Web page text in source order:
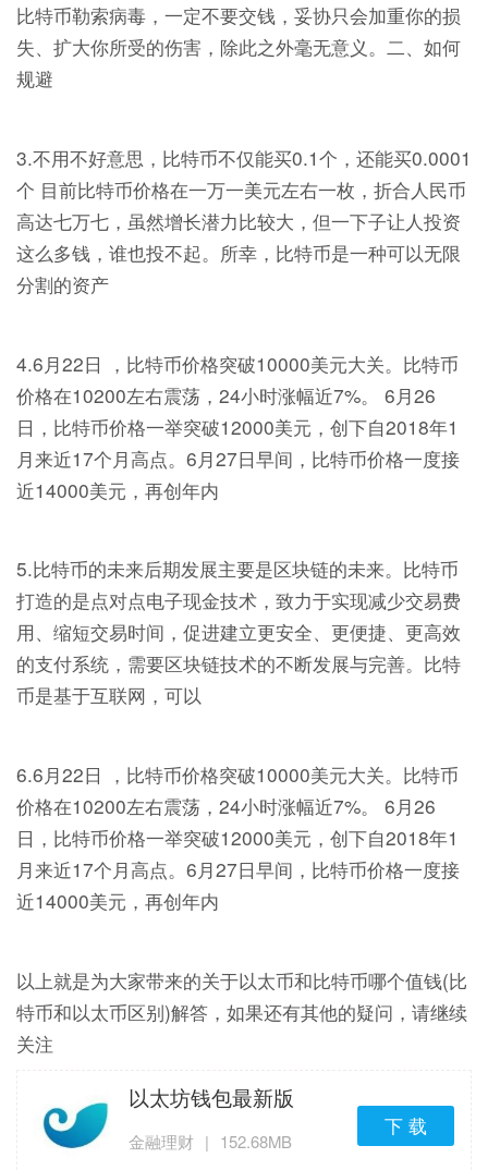
比特币勒索病毒，一定不要交钱，妥协只会加重你的损
失、扩大你所受的伤害，除此之外毫无意义。二、如何
规避
3.不用不好意思，比特币不仅能买0.1个，还能买0.0001
个 目前比特币价格在一万一美元左右一枚，折合人民币
高达七万七，虽然增长潜力比较大，但一下子让人投资
这么多钱，谁也投不起。所幸，比特币是一种可以无限
分割的资产
4.6月22日 ，比特币价格突破10000美元大关。比特币
价格在10200左右震荡，24小时涨幅近7%。 6月26
日，比特币价格一举突破12000美元，创下自2018年1
月来近17个月高点。6月27日早间，比特币价格一度接
近14000美元，再创年内
5.比特币的未来后期发展主要是区块链的未来。比特币
打造的是点对点电子现金技术，致力于实现减少交易费
用、缩短交易时间，促进建立更安全、更便捷、更高效
的支付系统，需要区块链技术的不断发展与完善。比特
币是基于互联网，可以
6.6月22日 ，比特币价格突破10000美元大关。比特币
价格在10200左右震荡，24小时涨幅近7%。 6月26
日，比特币价格一举突破12000美元，创下自2018年1
月来近17个月高点。6月27日早间，比特币价格一度接
近14000美元，再创年内
以上就是为大家带来的关于以太币和比特币哪个值钱(比
特币和以太币区别)解答，如果还有其他的疑问，请继续
关注
以太坊钱包最新版
金融理财 | 152.68MB
下 载